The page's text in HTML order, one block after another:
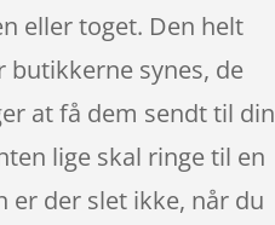
eller toget. Den helt
synes, de
at få dem sendt til din
lige skal ringe til en
er der slet ikke, når du